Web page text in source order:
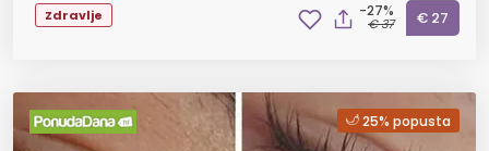
Zdravlje -27%
€ 37 € 27
25% popusta